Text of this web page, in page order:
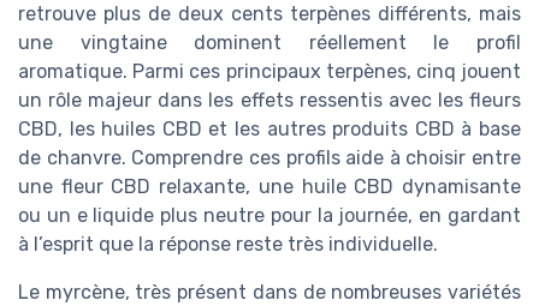
retrouve plus de deux cents terpènes différents, mais
une vingtaine dominent réellement le profil
aromatique. Parmi ces principaux terpènes, cinq jouent
un rôle majeur dans les effets ressentis avec les fleurs
CBD, les huiles CBD et les autres produits CBD à base
de chanvre. Comprendre ces profils aide à choisir entre
une fleur CBD relaxante, une huile CBD dynamisante
ou un e liquide plus neutre pour la journée, en gardant
à l’esprit que la réponse reste très individuelle.
Le myrcène, très présent dans de nombreuses variétés